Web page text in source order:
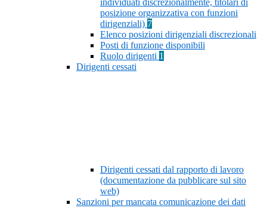
individuati discrezionalmente, titolari di
posizione organizzativa con funzioni
dirigenziali) 7
Elenco posizioni dirigenziali discrezionali
Posti di funzione disponibili
Ruolo dirigenti 1
Dirigenti cessati
Dirigenti cessati dal rapporto di lavoro
(documentazione da pubblicare sul sito
web)
Sanzioni per mancata comunicazione dei dati